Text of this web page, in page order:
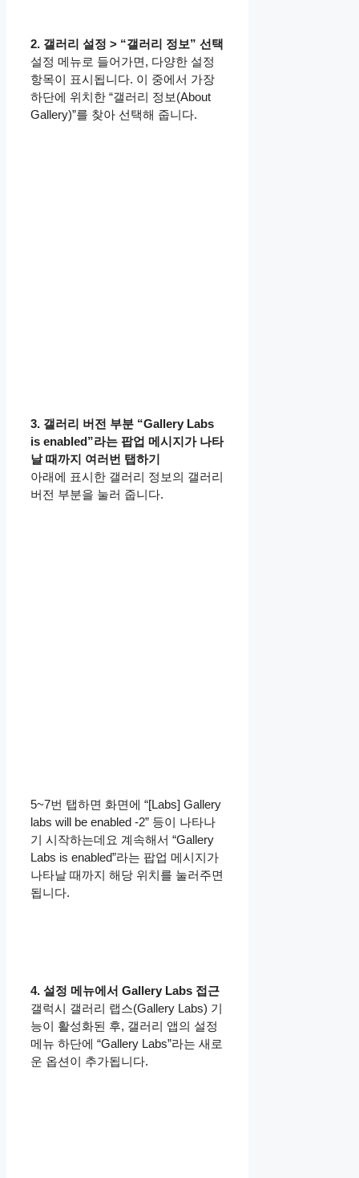
2. 갤러리 설정 > “갤러리 정보” 선택
설정 메뉴로 들어가면, 다양한 설정
항목이 표시됩니다. 이 중에서 가장
하단에 위치한 “갤러리 정보(About
Gallery)”를 찾아 선택해 줍니다.
3. 갤러리 버전 부분 “Gallery Labs
is enabled”라는 팝업 메시지가 나타
날 때까지 여러번 탭하기
아래에 표시한 갤러리 정보의 갤러리
버전 부분을 눌러 줍니다.
5~7번 탭하면 화면에 “[Labs] Gallery
labs will be enabled -2” 등이 나타나
기 시작하는데요 계속해서 “Gallery
Labs is enabled”라는 팝업 메시지가
나타날 때까지 해당 위치를 눌러주면
됩니다.
4. 설정 메뉴에서 Gallery Labs 접근
갤럭시 갤러리 랩스(Gallery Labs) 기
능이 활성화된 후, 갤러리 앱의 설정
메뉴 하단에 “Gallery Labs”라는 새로
운 옵션이 추가됩니다.